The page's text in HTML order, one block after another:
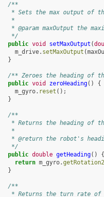
/**
* Sets the max output of
   *
* @param maxOutput the
   */
public void setMaxOutput (
m_drive. setMaxOutput (
}
/** Zeroes the heading of
public void zeroHeading()
{
m_gyro. reset ();
}
/**
* Returns the heading of
   *
* @return the robot's
   */
public double getHeading()
{
return m_gyro.
}
/**
* Returns the turn rate of